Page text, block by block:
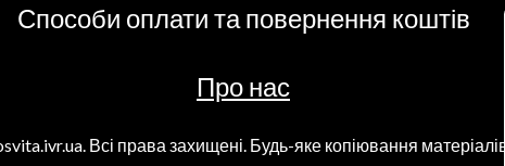
Способи оплати та повернення коштів
Про нас
Всі права захищені. Будь-яке копіювання матеріалів